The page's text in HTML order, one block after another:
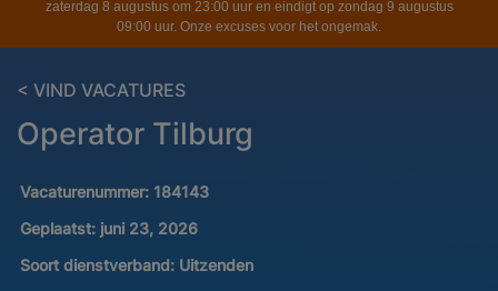
zaterdag 8 augustus om 23:00 uur en eindigt op zondag 9 augustus
09:00 uur. Onze excuses voor het ongemak.
< VIND VACATURES
Operator Tilburg
Vacaturenummer: 184143
Geplaatst: juni 23, 2026
Soort dienstverband: Uitzenden